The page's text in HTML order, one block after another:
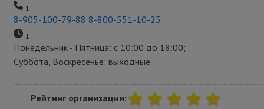
1
8-905-100-79-88 8-800-551-10-25
1
Понедельник - Пятница: с 10:00 до 18:00;
Суббота, Воскресенье: выходные.
Рейтинг организации: